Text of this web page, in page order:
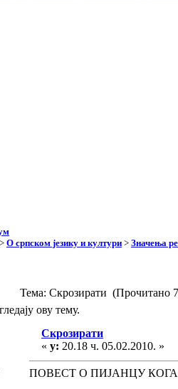
> О српском језику и култури > Значења
Тема: Скрозирати (Прочитано
ову тему.
Скрозирати
« у: 20.18 ч. 05.02.2010. »
ПОВЕСТ О ПИЈАНЦУ